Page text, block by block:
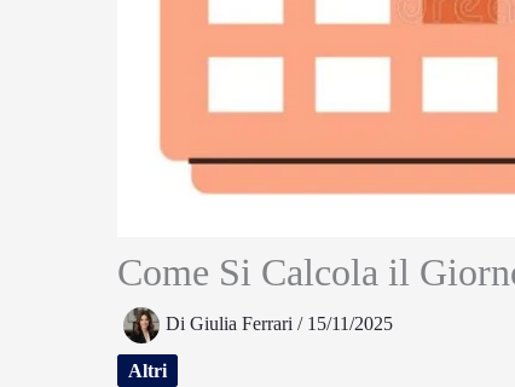
Come Si Calcola il
Di Giulia Ferrari / 15/11/2025
Altri